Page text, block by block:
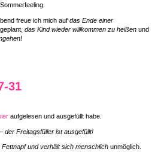
Sommerfeeling.
freue ich mich auf das Ende einer
das Kind wieder willkommen zu heißen und
!
31
aufgelesen und ausgefüllt habe.
der Freitagsfüller ist ausgefüllt!
und verhält sich menschlich unmöglich.